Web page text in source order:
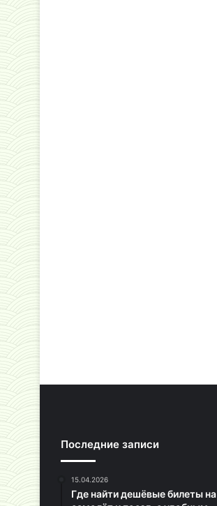
Последние записи
15.04.2026
Где найти дешёвые билеты на